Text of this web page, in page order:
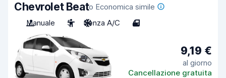
Chevrolet Beato Economica simile
Manuale
5 Senza A/C 4
9,19 €
al giorno
Cancellazione gratuita